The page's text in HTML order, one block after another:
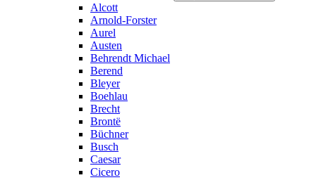
Alcott
Arnold-Forster
Aurel
Austen
Behrendt Michael
Berend
Bleyer
Boehlau
Brecht
Brontë
Büchner
Busch
Caesar
Cicero